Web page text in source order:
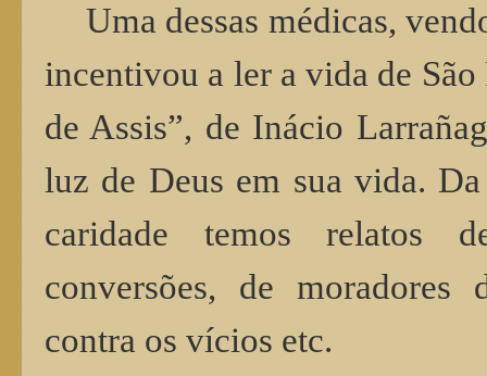
Uma dessas médicas,
incentivou a ler a vida de
de Assis”, de Inácio
luz de Deus em sua vida.
caridade temos relatos
conversões, de
contra os vícios etc.